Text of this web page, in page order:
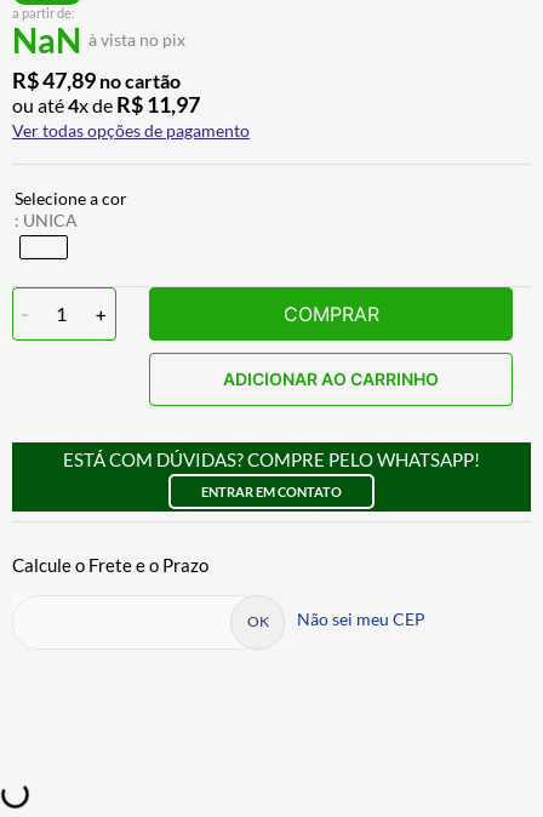
a partir de:
NaN à vista no pix
R$47,89 no cartão
ou até4x de R$11,97
Ver todas opções de pagamento
: UNICA
- 1 + COMPRAR
ADICIONAR AO CARRINHO
ESTÁ COM DÚVIDAS? COMPRE PELO WHATSAPP!
ENTRAR EM CONTATO
Não sei meu CEP